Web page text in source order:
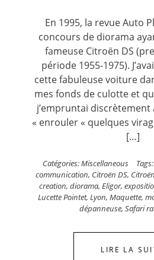
En 1995, la revue Auto
concours de diorama
fameuse Citroën DS
période 1955-1975).
cette fabuleuse voiture
mes fonds de culotte et
j’empruntai
« enrouler « quelques
[…]
Catégories:Miscellaneous Tags:
communication, Citroën DS,
creation, diorama, Eligor,
Lucette Pointet, Lyon, Maquette,
dépanneuse, Safari
LIRE LA